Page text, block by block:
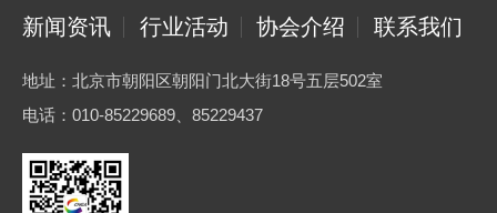
新闻资讯 行业活动 协会介绍 联系我们
地址：北京市朝阳区朝阳门北大街18号五层502室
电话：010-85229689、85229437